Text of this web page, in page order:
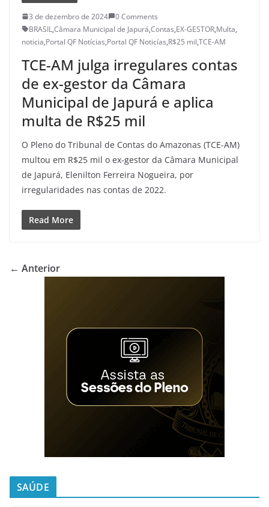
3 de dezembro de 2024
0 Comments
BRASIL,Câmara Municipal de Japurá,Contas,EX-GESTOR,Multa,
noticia,Portal QF Notícias,Portal QF Noticías,R$25 mil,TCE-AM
TCE-AM julga irregulares contas
de ex-gestor da Câmara
Municipal de Japurá e aplica
multa de R$25 mil
O Pleno do Tribunal de Contas do Amazonas (TCE-AM)
multou em R$25 mil o ex-gestor da Câmara Municipal
de Japurá, Elenilton Ferreira Nogueira, por
irregularidades nas contas de 2022.
Read More
← Anterior
SAÚDE